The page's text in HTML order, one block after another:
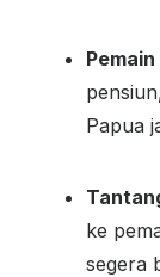
Papua
ke
segera